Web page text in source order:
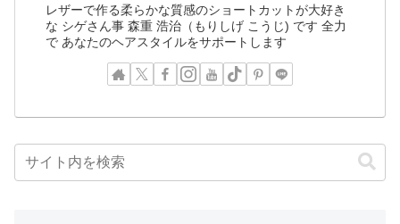
レザーで作る柔らかな質感のショートカットが大好き
な シゲさん事 森重 浩治（もりしげ こうじ) です 全力
で あなたのヘアスタイルをサポートします